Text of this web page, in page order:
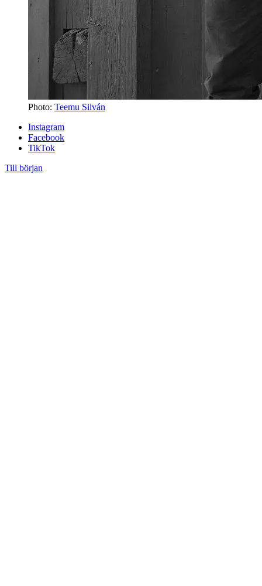
Photo: Teemu Silván
Instagram
Facebook
TikTok
Till början